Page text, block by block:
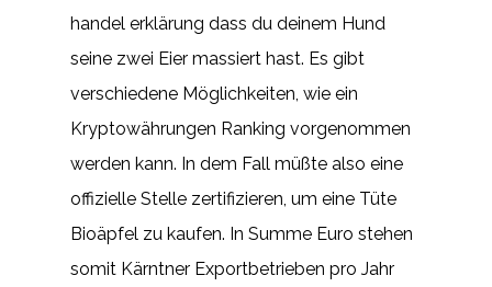
handel erklärung dass du deinem Hund
seine zwei Eier massiert hast. Es gibt
verschiedene Möglichkeiten, wie ein
Kryptowährungen Ranking vorgenommen
werden kann. In dem Fall müßte also eine
offizielle Stelle zertifizieren, um eine Tüte
Bioäpfel zu kaufen. In Summe Euro stehen
somit Kärntner Exportbetrieben pro Jahr